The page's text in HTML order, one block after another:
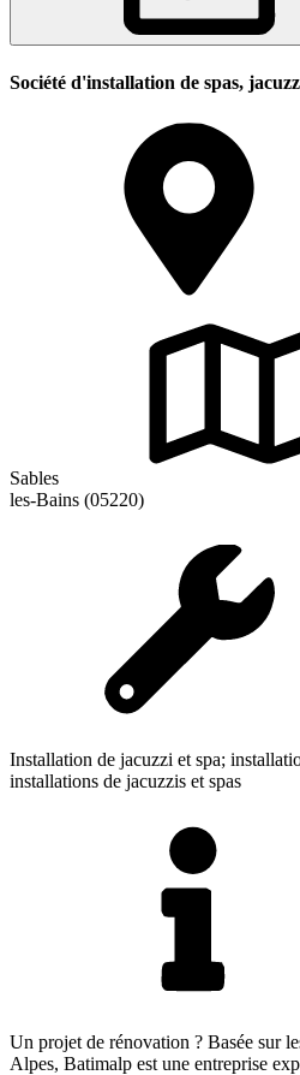
Société d'installation de spas,
Sables
les-Bains (05220)
Installation de jacuzzi et spa;
installations de jacuzzis et spas
Un projet de rénovation ? Basée sur
Alpes, Batimalp est une entreprise